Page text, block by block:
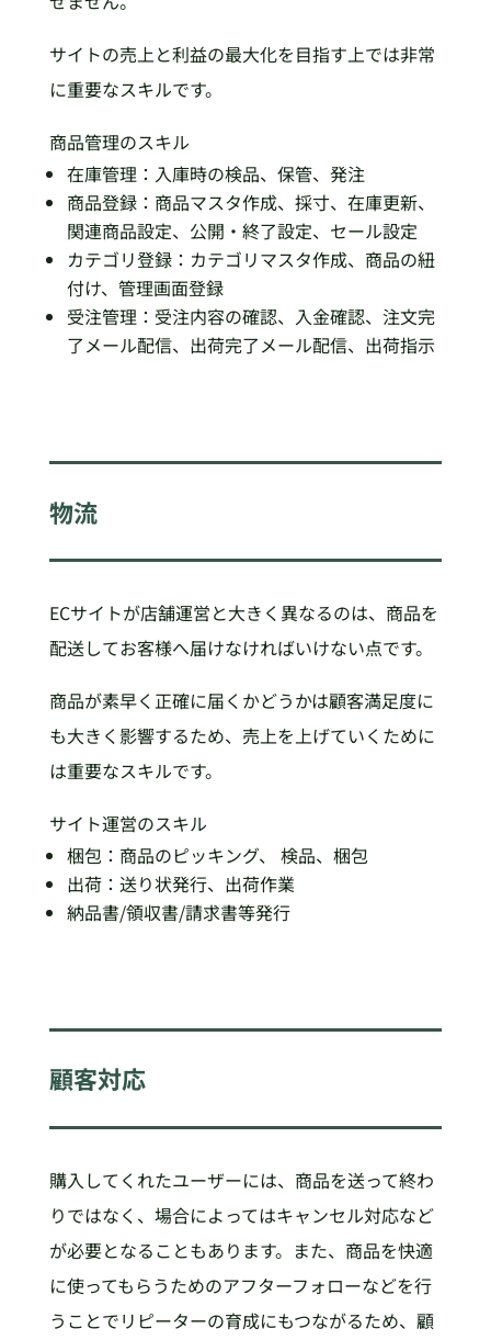
サイトの売上と利益の最大化を目指す上では非常
に重要なスキルです。
商品管理のスキル
在庫管理：入庫時の検品、保管、発注
商品登録：商品マスタ作成、採寸、在庫更新、
関連商品設定、公開・終了設定、セール設定
カテゴリ登録：カテゴリマスタ作成、商品の紐
付け、管理画面登録
受注管理：受注内容の確認、入金確認、注文完
了メール配信、出荷完了メール配信、出荷指示
物流
ECサイトが店舗運営と大きく異なるのは、商品を
配送してお客様へ届けなければいけない点です。
商品が素早く正確に届くかどうかは顧客満足度に
も大きく影響するため、売上を上げていくために
は重要なスキルです。
サイト運営のスキル
梱包：商品のピッキング、 検品、梱包
出荷：送り状発行、出荷作業
納品書/領収書/請求書等発行
顧客対応
購入してくれたユーザーには、商品を送って終わ
りではなく、場合によってはキャンセル対応など
が必要となることもあります。また、商品を快適
に使ってもらうためのアフターフォローなどを行
うことでリピーターの育成にもつながるため、顧